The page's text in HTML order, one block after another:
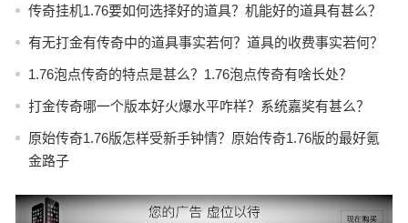
传奇挂机1.76要如何选择好的道具？机能好的道具有甚么？
有无打金有传奇中的道具事实若何？道具的收费事实若何？
1.76泡点传奇的特点是甚么？1.76泡点传奇有啥长处？
打金传奇哪一个版本好火爆水平咋样？系统嘉奖有甚么？
原始传奇1.76版怎样受新手钟情？原始传奇1.76版的最好氪
金路子